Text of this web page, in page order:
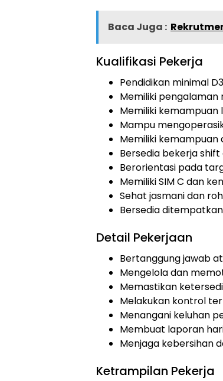
Baca Juga :
Kualifikasi Pekerja
Pendidikan minimal
Memiliki pengalaman
Memiliki kemampuan
Mampu
Memiliki kemampuan
Bersedia bekerja shift
Berorientasi pada
Memiliki SIM C dan
Sehat jasmani dan
Bersedia
Detail Pekerjaan
Bertanggung jawab
Mengelola dan
Memastikan
Melakukan kontrol
Menangani keluhan
Membuat laporan
Menjaga kebersihan
Ketrampilan Pekerja